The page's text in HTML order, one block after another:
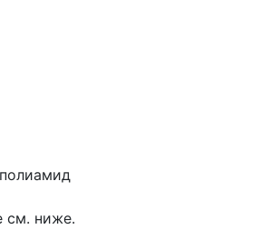
см. ниже.